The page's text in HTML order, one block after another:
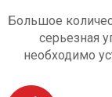
Большое
серьезная
необходимо